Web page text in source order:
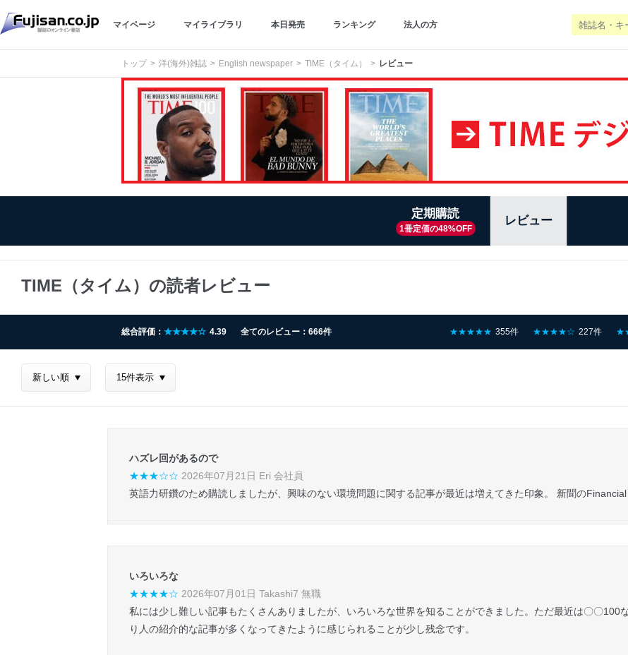
マイページ マイライブラリ 本日発売 ランキング 法人の方
トップ 洋(海外)雑誌 English newspaper TIME（タイム） レビュー
定期購読
1冊定価の48%OFF
レビュー
TIME（タイム）の読者レビュー
総合評価： ★★★★☆ 4.39 全てのレビュー：666件 ★★★★★ 355件 ★★★★☆ 227件
ハズレ回があるので
★★★☆☆ 2026年07月21日 Eri 会社員
英語力研鑽のため購読しましたが、興味のない環境問題に関する記事が最近は増えてきた印象。 新聞のFinancial
いろいろな
★★★★☆ 2026年07月01日 Takashi7 無職
私には少し難しい記事もたくさんありましたが、いろいろな世界を知ることができました。ただ最近は〇〇100
り人の紹介的な記事が多くなってきたように感じられることが少し残念です。